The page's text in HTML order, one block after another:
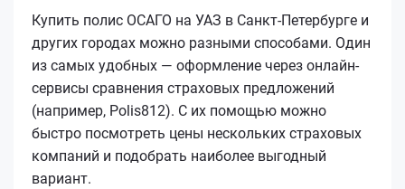
Купить полис ОСАГО на УАЗ в Санкт-Петербурге и
других городах можно разными способами. Один
из самых удобных — оформление через онлайн-
сервисы сравнения страховых предложений
(например, Polis812). С их помощью можно
быстро посмотреть цены нескольких страховых
компаний и подобрать наиболее выгодный
вариант.